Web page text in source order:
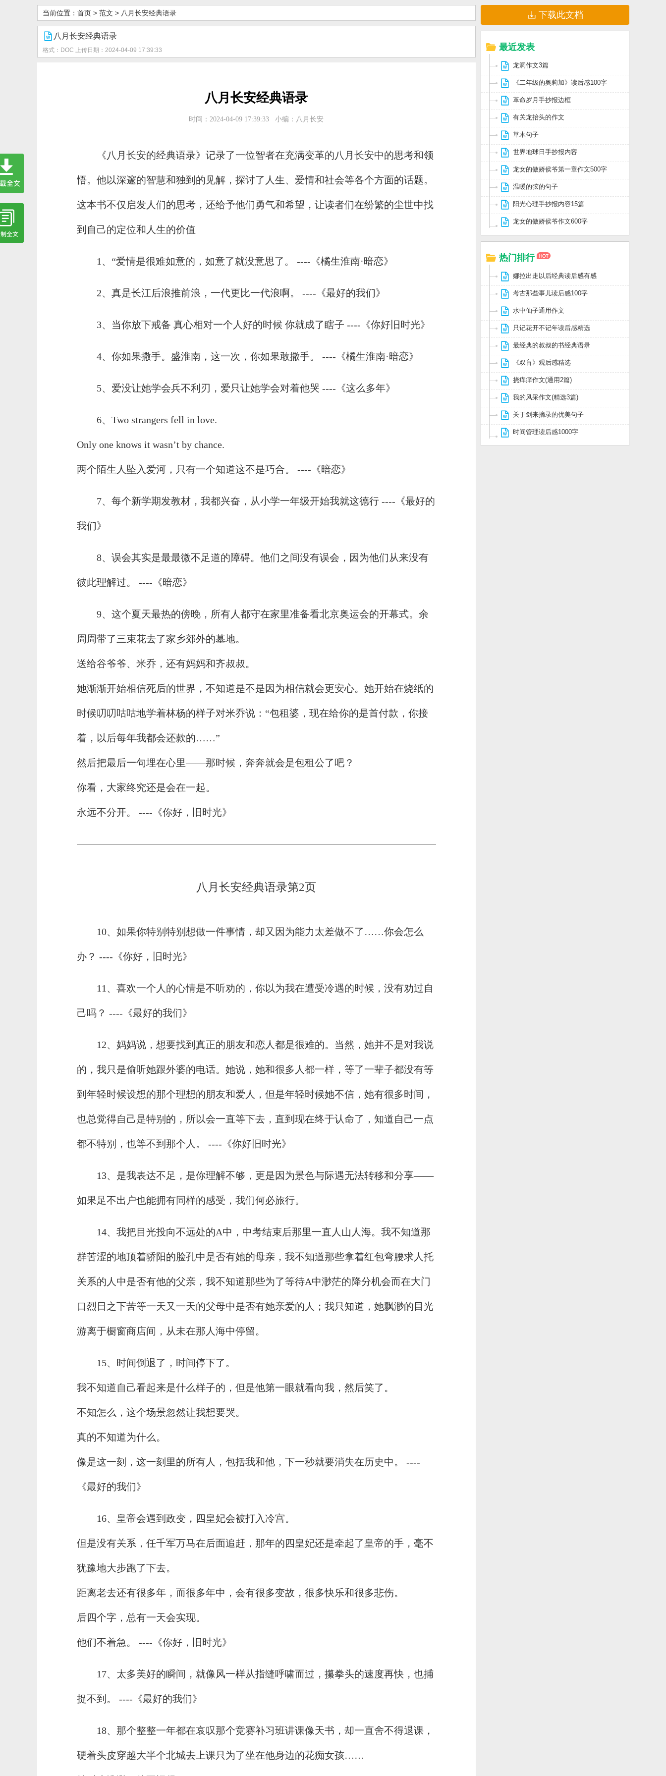
当前位置： 首页> 范文 > 八月长安经典语录
八月长安经典语录
格式：DOC 上传日期：2024-04-09 17:39:33
八月长安经典语录
时间：2024-04-09 17:39:33 小编：八月长安
《八月长安的经典语录》记录了一位智者在充满变革的八月长安中的思考和领
悟。他以深邃的智慧和独到的见解，探讨了人生、爱情和社会等各个方面的话题。
这本书不仅启发人们的思考，还给予他们勇气和希望，让读者们在纷繁的尘世中找
到自己的定位和人生的价值
1、“爱情是很难如意的，如意了就没意思了。 ----《橘生淮南·暗恋》
2、真是长江后浪推前浪，一代更比一代浪啊。 ----《最好的我们》
3、当你放下戒备 真心相对一个人好的时候 你就成了瞎子 ----《你好旧时光》
4、你如果撒手。盛淮南，这一次，你如果敢撒手。 ----《橘生淮南·暗恋》
5、爱没让她学会兵不利刃，爱只让她学会对着他哭 ----《这么多年》
6、Two strangers fell in love.
Only one knows it wasn’t by chance.
两个陌生人坠入爱河，只有一个知道这不是巧合。 ----《暗恋》
7、每个新学期发教材，我都兴奋，从小学一年级开始我就这德行 ----《最好的
我们》
8、误会其实是最最微不足道的障碍。他们之间没有误会，因为他们从来没有
彼此理解过。 ----《暗恋》
9、这个夏天最热的傍晚，所有人都守在家里准备看北京奥运会的开幕式。余
周周带了三束花去了家乡郊外的墓地。
送给谷爷爷、米乔，还有妈妈和齐叔叔。
她渐渐开始相信死后的世界，不知道是不是因为相信就会更安心。她开始在烧纸的
时候叨叨咕咕地学着林杨的样子对米乔说：“包租婆，现在给你的是首付款，你接
着，以后每年我都会还款的……”
然后把最后一句埋在心里——那时候，奔奔就会是包租公了吧？
你看，大家终究还是会在一起。
永远不分开。 ----《你好，旧时光》
八月长安经典语录第2页
10、如果你特别特别想做一件事情，却又因为能力太差做不了……你会怎么
办？ ----《你好，旧时光》
11、喜欢一个人的心情是不听劝的，你以为我在遭受冷遇的时候，没有劝过自
己吗？ ----《最好的我们》
12、妈妈说，想要找到真正的朋友和恋人都是很难的。当然，她并不是对我说
的，我只是偷听她跟外婆的电话。她说，她和很多人都一样，等了一辈子都没有等
到年轻时候设想的那个理想的朋友和爱人，但是年轻时候她不信，她有很多时间，
也总觉得自己是特别的，所以会一直等下去，直到现在终于认命了，知道自己一点
都不特别，也等不到那个人。 ----《你好旧时光》
13、是我表达不足，是你理解不够，更是因为景色与际遇无法转移和分享——
如果足不出户也能拥有同样的感受，我们何必旅行。
14、我把目光投向不远处的A中，中考结束后那里一直人山人海。我不知道那
群苦涩的地顶着骄阳的脸孔中是否有她的母亲，我不知道那些拿着红包弯腰求人托
关系的人中是否有他的父亲，我不知道那些为了等待A中渺茫的降分机会而在大门
口烈日之下苦等一天又一天的父母中是否有她亲爱的人；我只知道，她飘渺的目光
游离于橱窗商店间，从未在那人海中停留。
15、时间倒退了，时间停下了。
我不知道自己看起来是什么样子的，但是他第一眼就看向我，然后笑了。
不知怎么，这个场景忽然让我想要哭。
真的不知道为什么。
像是这一刻，这一刻里的所有人，包括我和他，下一秒就要消失在历史中。 ----
《最好的我们》
16、皇帝会遇到政变，四皇妃会被打入冷宫。
但是没有关系，任千军万马在后面追赶，那年的四皇妃还是牵起了皇帝的手，毫不
犹豫地大步跑了下去。
距离老去还有很多年，而很多年中，会有很多变故，很多快乐和很多悲伤。
后四个字，总有一天会实现。
他们不着急。 ----《你好，旧时光》
17、太多美好的瞬间，就像风一样从指缝呼啸而过，攥拳头的速度再快，也捕
捉不到。 ----《最好的我们》
18、那个整整一年都在哀叹那个竞赛补习班讲课像天书，却一直舍不得退课，
硬着头皮穿越大半个北城去上课只为了坐在他身边的花痴女孩……
下载此文档
最近发表
龙洞作文3篇
《二年级的奥莉加》读后感100字
革命岁月手抄报边框
有关龙抬头的作文
草木句子
世界地球日手抄报内容
龙女的傲娇侯爷第一章作文500字
温暖的弦的句子
阳光心理手抄报内容15篇
龙女的傲娇侯爷作文600字
热门排行
娜拉出走以后经典读后感有感
考古那些事儿读后感100字
水中仙子通用作文
只记花开不记年读后感精选
最经典的叔叔的书经典语录
《双盲》观后感精选
挠痒痒作文(通用2篇)
我的风采作文(精选3篇)
关于剑来摘录的优美句子
时间管理读后感1000字